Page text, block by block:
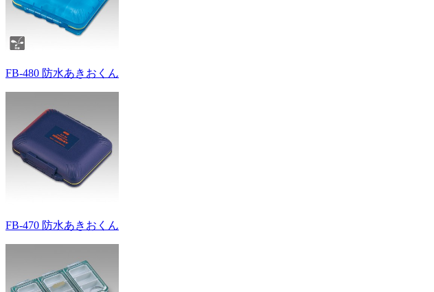
FB-480 防水あきおくん
FB-470 防水あきおくん